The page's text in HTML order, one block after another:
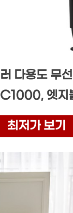
다용도 무
엣지
최저가 보기